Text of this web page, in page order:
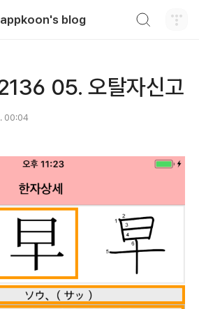
appkoon's blog
05. 오탈자신고
00:04